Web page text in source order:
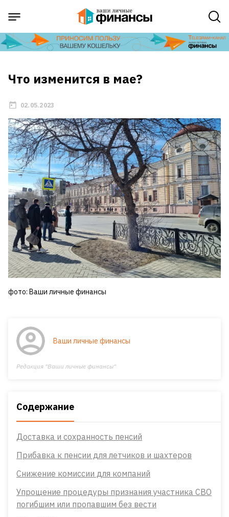
Что изменится в мае?
02.05.2023
фото: Ваши личные финансы
Ваши личные финансы
Редакция "Ваши личные финансы"
Содержание
Доставка и сохранность пенсий
Прибавка к пенсии для летчиков и шахтеров
Снижение комиссии для компаний
Упрощение процедуры признания участника СВО
погибшим или пропавшим без вести